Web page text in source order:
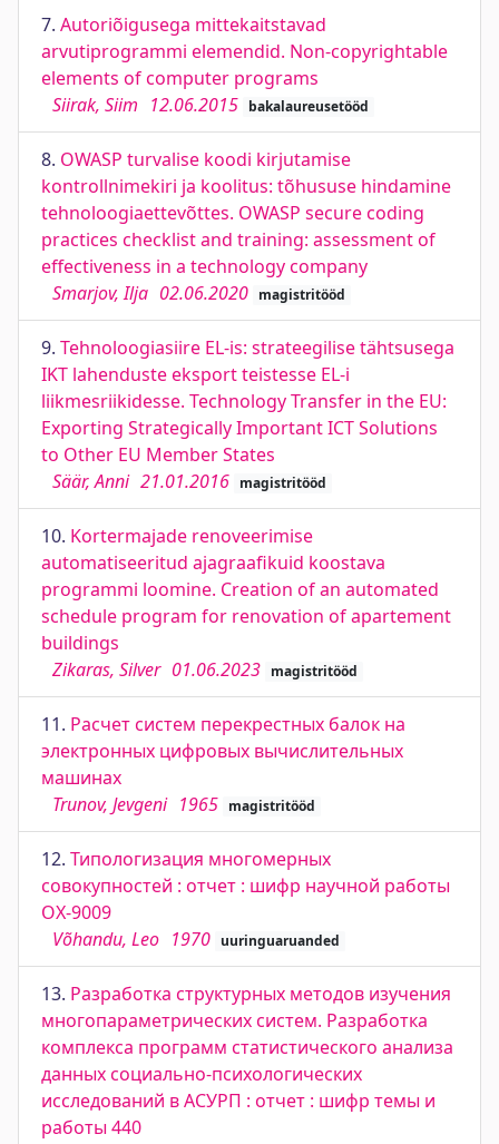
7. Autoriõigusega mittekaitstavad
arvutiprogrammi elemendid. Non-copyrightable
elements of computer programs
Siirak, Siim 12.06.2015 bakalaureusetööd
8. OWASP turvalise koodi kirjutamise
kontrollnimekiri ja koolitus: tõhususe hindamine
tehnoloogiaettevõttes. OWASP secure coding
practices checklist and training: assessment of
effectiveness in a technology company
Smarjov, Ilja 02.06.2020 magistritööd
9. Tehnoloogiasiire EL-is: strateegilise tähtsusega
IKT lahenduste eksport teistesse EL-i
liikmesriikidesse. Technology Transfer in the EU:
Exporting Strategically Important ICT Solutions
to Other EU Member States
Säär, Anni 21.01.2016 magistritööd
10. Kortermajade renoveerimise
automatiseeritud ajagraafikuid koostava
programmi loomine. Creation of an automated
schedule program for renovation of apartement
buildings
Zikaras, Silver 01.06.2023 magistritööd
11. Расчет систем перекрестных балок на
электронных цифровых вычислительных
машинах
Trunov, Jevgeni 1965 magistritööd
12. Типологизация многомерных
совокупностей : отчет : шифр научной работы
ОХ-9009
Võhandu, Leo 1970 uuringuaruanded
13. Разработка структурных методов изучения
многопараметрических систем. Разработка
комплекса программ статистического анализа
данных социально-психологических
исследований в АСУРП : отчет : шифр темы и
работы 440